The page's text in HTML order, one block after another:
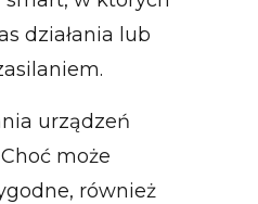
działania lub
urządzeń
może
również